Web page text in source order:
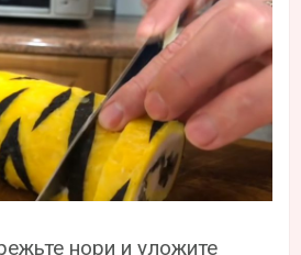
нори и уложите